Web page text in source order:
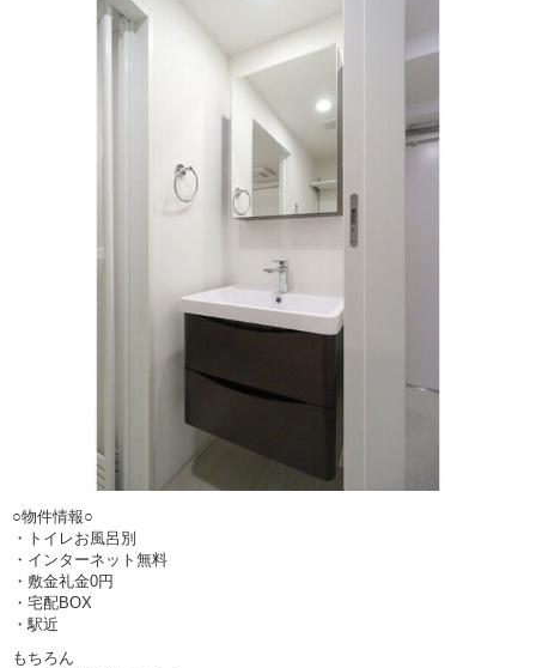
○物件情報○
・トイレお風呂別
・インターネット無料
・敷金礼金0円
・宅配BOX
・駅近
もちろん